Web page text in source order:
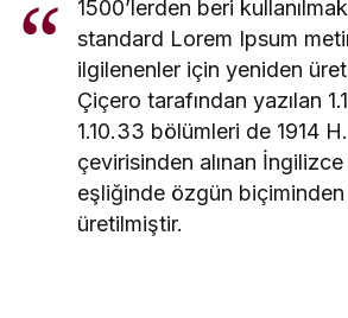
1500’lerden beri
standard Lorem Ipsum
ilgilenenler için yeniden
Çiçero tarafından yazılan
1.10.33 bölümleri de 1914
çevirisinden alınan
eşliğinde özgün
üretilmiştir.